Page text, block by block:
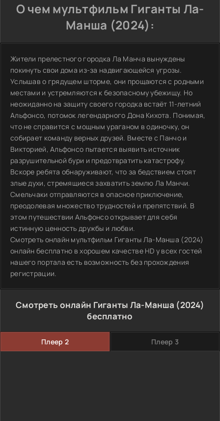
О чем мультфильм Гиганты Ла-
Манша (2024):
Жители прелестного городка Ла Манча вынуждены
покинуть свои дома из-за надвигающейся угрозы.
Услышав о грядущем шторме, они прощаются с родными
местами и устремляются к безопасному убежищу. Но
неожиданно на защиту своего городка встаёт 11-летний
Альфонсо, потомок легендарного Дона Кихота. Понимая,
что не справится с мощным ураганом в одиночку, он
собирает команду верных друзей. Вместе с Панчо и
Викторией, Альфонсо пытается выявить источник
разрушительной бури и предотвратить катастрофу.
Вскоре ребята обнаруживают, что за бедствием стоят
злые духи, стремящиеся захватить землю Ла Манчи.
Смельчаки отправляются в опасное приключение,
преодолевая множество трудностей и препятствий. В
этом путешествии Альфонсо открывает для себя
истинную ценность дружбы и любви.
Смотреть онлайн мультфильм Гиганты Ла-Манша (2024)
онлайн бесплатно в хорошем качестве HD у всех гостей
нашего портала есть возможность без прохождения
регистрации.
Смотреть онлайн Гиганты Ла-Манша (2024)
бесплатно
Плеер 2 Плеер 3